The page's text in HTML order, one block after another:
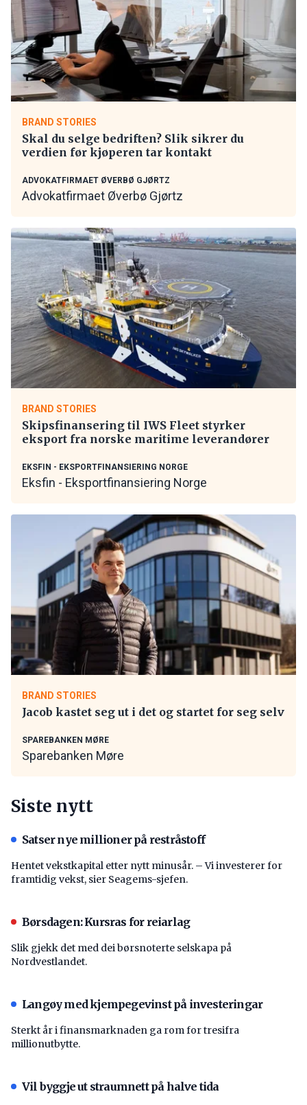
BRAND STORIES
Skal du selge bedriften? Slik sikrer du
verdien før kjøperen tar kontakt
ADVOKATFIRMAET ØVERBØ GJØRTZ
Advokatfirmaet Øverbø Gjørtz
BRAND STORIES
Skipsfinansering til IWS Fleet styrker
eksport fra norske maritime leverandører
EKSFIN - EKSPORTFINANSIERING NORGE
Eksfin - Eksportfinansiering Norge
BRAND STORIES
Jacob kastet seg ut i det og startet for seg selv
SPAREBANKEN MØRE
Sparebanken Møre
Siste nytt
Satser nye millioner på restråstoff
Hentet vekstkapital etter nytt minusår. – Vi investerer for
framtidig vekst, sier Seagems-sjefen.
Børsdagen: Kursras for reiarlag
Slik gjekk det med dei børsnoterte selskapa på
Nordvestlandet.
Langøy med kjempegevinst på investeringar
Sterkt år i finansmarknaden ga rom for tresifra
millionutbytte.
Vil byggje ut straumnett på halve tida